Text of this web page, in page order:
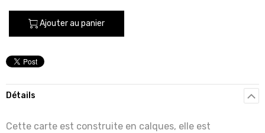
Ajouter au panier
Détails
Cette carte est construite en calques, elle est